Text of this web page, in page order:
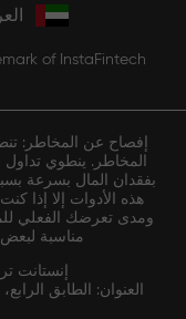
of InstaFintech
إفصاح عن المخاطر:
المخاطر. ينطوي تداول
بفقدان المال بسرعة
هذه الأدوات إلا إذا
ومدى تعرضك الفعلي
مناسبة لبعض
إنستانت
العنوان: الطابق